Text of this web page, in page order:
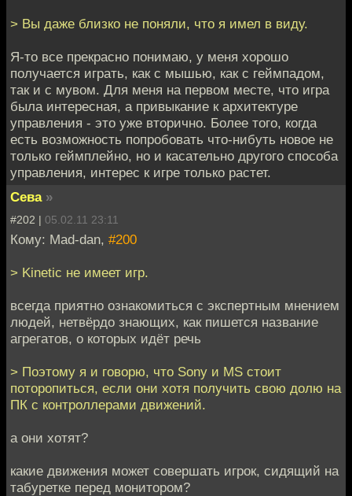
> Вы даже близко не поняли, что я имел в виду.
Я-то все прекрасно понимаю, у меня хорошо
получается играть, как с мышью, как с геймпадом,
так и с мувом. Для меня на первом месте, что игра
была интересная, а привыкание к архитектуре
управления - это уже вторично. Более того, когда
есть возможность попробовать что-нибуть новое не
только геймплейно, но и касательно другого способа
управления, интерес к игре только растет.
Сева »
#202 | 05.02.11 23:11
Кому: Mad-dan, #200
> Kinetic не имеет игр.
всегда приятно ознакомиться с экспертным мнением
людей, нетвёрдо знающих, как пишется название
агрегатов, о которых идёт речь
> Поэтому я и говорю, что Sony и MS стоит
поторопиться, если они хотя получить свою долю на
ПК с контроллерами движений.
а они хотят?
какие движения может совершать игрок, сидящий на
табуретке перед монитором?